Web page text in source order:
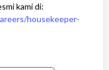
kami di:
housekeeper-